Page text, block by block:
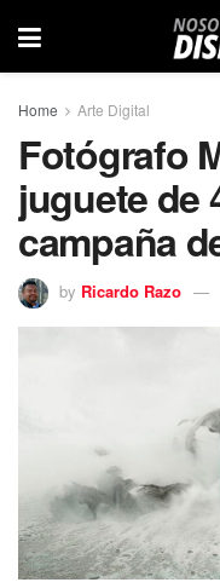
Home Arte Digital
Fotógrafo
juguete de
campaña
by Ricardo Razo